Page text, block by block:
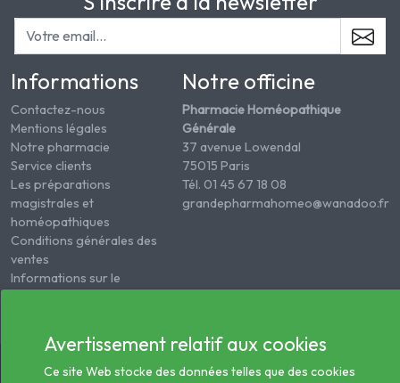
Informations
Contactez-nous
Mentions légales
Notre pharmacie
Service clients
Les préparations
magistrales et
homéopathiques
Conditions générales des
ventes
Informations sur le
Notre officine
Pharmacie Homéopathique
Générale
37 avenue Lowendal
75015 Paris
Tél. 01 45 67 18 08
grandepharmahomeo@wanadoo.fr
Générale
Avertissement relatif aux cookies
Ce site Web stocke des données telles que des cookies